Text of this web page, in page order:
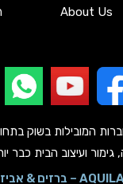
About Us
המובילות בשוק
ועיצוב הבית כבר יותר